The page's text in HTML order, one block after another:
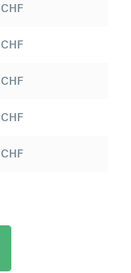
CHF
CHF
CHF
CHF
CHF